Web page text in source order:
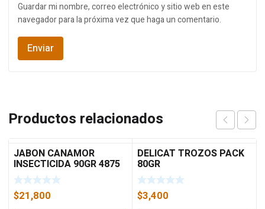
Guardar mi nombre, correo electrónico y sitio web en este
navegador para la próxima vez que haga un comentario.
Productos relacionados
JABON CANAMOR
INSECTICIDA 90GR 4875
$21,800
DELICAT TROZOS PACK
80GR
$3,400